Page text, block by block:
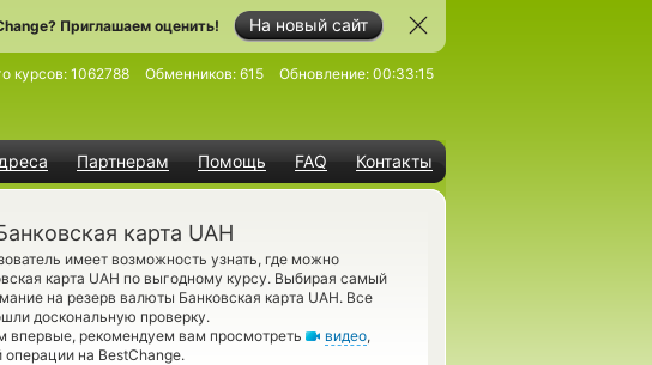
На новый сайт
Приглашаем оценить!
Партнерам Помощь FAQ Контакты
курсов: 1062788 Обменников: 615 Обновление: 00:33:15
карта UAH
имеет возможность узнать, где можно
карта UAH по выгодному курсу. Выбирая самый
на резерв валюты Банковская карта UAH. Все
доскональную проверку.
впервые, рекомендуем вам просмотреть
видео,
на BestChange.